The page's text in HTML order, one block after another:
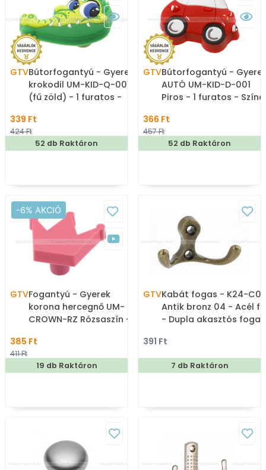
GTVBútorfogantyú - Gyerek
krokodil UM-KID-Q-001
(fű zöld) - 1 furatos -
Mesefigurás, állatos
gyerekbútor fogantyú
339 Ft
424 Ft
52 db Raktáron
GTVBútorfogantyú -
AUTÓ UM-KID-D-001
Piros - 1 furatos -
gyerekbútor fogantyú
366 Ft
457 Ft
52 db Raktáron
-6% AKCIÓ
GTVFogantyú - Gyerek
korona hercegnő UM-
CROWN-RZ Rózsaszín - 1
Gumi - Színes
gyerekbútor fogantyú
385 Ft
411 Ft
19 db Raktáron
GTVKabát fogas - K24-C0
Antik bronz 04 - Acél
- Dupla akasztós fogas
391 Ft
7 db Raktáron